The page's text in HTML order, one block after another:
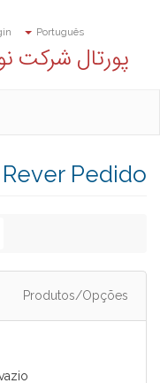
Português
پورتال شرکت
Rever Pedido
Produtos/Opções